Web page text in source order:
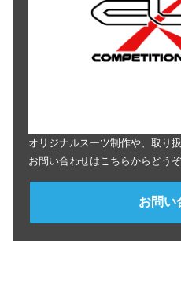
オリジナルスーツ制作や、取り
お問い合わせはこちらからどうぞ
お問い